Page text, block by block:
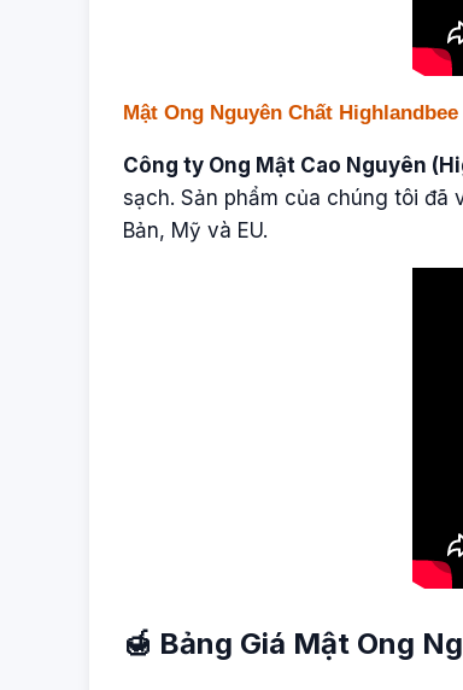
Mật Ong Nguyên Chất
Công ty Ong Mật Cao Nguyên
sạch. Sản phẩm của chúng tôi
Bản, Mỹ và EU.
🍯 Bảng Giá Mật Ong